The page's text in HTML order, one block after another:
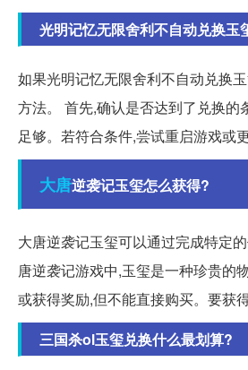
光明记忆无限舍利不自动兑换玉
如果光明记忆无限舍利不自动兑换
方法。 首先,确认是否达到了兑换的
足够。若符合条件,尝试重启游戏或
大唐逆袭记玉玺怎么获得?
大唐逆袭记玉玺可以通过完成特定
唐逆袭记游戏中,玉玺是一种珍贵的
或获得奖励,但不能直接购买。要获
三国杀ol玉玺兑换什么最划算?